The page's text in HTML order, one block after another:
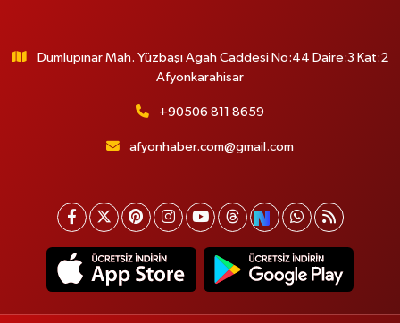
Dumlupınar Mah. Yüzbaşı Agah Caddesi No:44 Daire:3 Kat:2
Afyonkarahisar
+90506 811 8659
afyonhaber.com@gmail.com